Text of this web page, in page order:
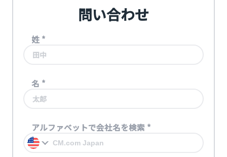
問い合わせ
姓 *
名 *
アルファベットで会社名を検索 *